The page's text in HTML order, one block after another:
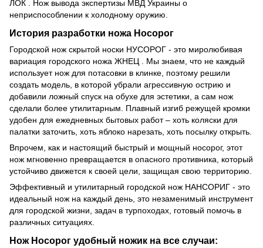
ЛОК . Нож вывода экспертизы МВД Украины о
неприспособлении к холодному оружию.
История разработки ножа Носорог
Городской нож скрытой носки НУСОРОГ - это миролюбивая
вариация городского ножа ЖНЕЦ . Мы знаем, что не каждый
использует нож для потасовки в клинке, поэтому решили
создать модель, в которой убрали агрессивную острию и
добавили ложный спуск на обухе для эстетики, а сам нож
сделали более утилитарным. Плавный изгиб режущей кромки
удобен для ежедневных бытовых работ – хоть коляски для
палатки заточить, хоть яблоко нарезать, хоть посылку открыть.
Впрочем, как и настоящий быстрый и мощный носорог, этот
нож мгновенно превращается в опасного противника, который
устойчиво движется к своей цели, защищая свою территорию.
Эффективный и утилитарный городской нож НАНСОРИГ - это
идеальный нож на каждый день, это незаменимый инструмент
для городской жизни, задач в турпоходах, готовый помочь в
различных ситуациях.
Нож Носорог удобный ножик на все случаи: